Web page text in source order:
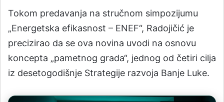
Tokom predavanja na stručnom simpozijumu
„Energetska efikasnost – ENEF“, Radojičić je
precizirao da se ova novina uvodi na osnovu
koncepta „pametnog grada“, jednog od četiri cilja
iz desetogodišnje Strategije razvoja Banje Luke.